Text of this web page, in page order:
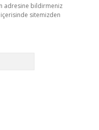
adresine bildirmeniz
sitemizden